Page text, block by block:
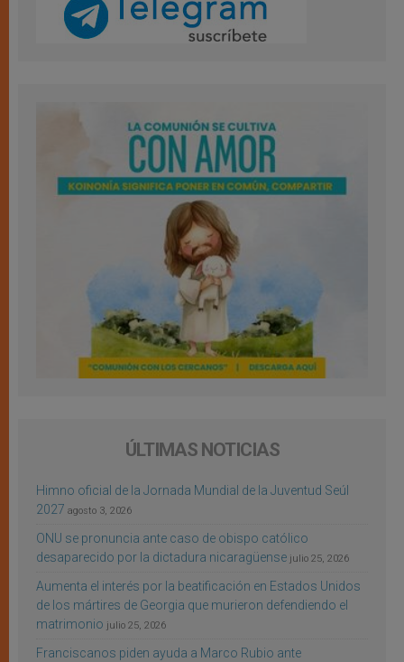
ÚLTIMAS NOTICIAS
Himno oficial de la Jornada Mundial de la Juventud Seúl
2027 agosto 3, 2026
ONU se pronuncia ante caso de obispo católico
desaparecido por la dictadura nicaragüense julio 25, 2026
Aumenta el interés por la beatificación en Estados Unidos
de los mártires de Georgia que murieron defendiendo el
matrimonio julio 25, 2026
Franciscanos piden ayuda a Marco Rubio ante